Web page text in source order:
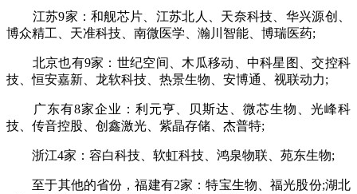
江苏9家：和舰芯片、江苏北人、天奈科技、华兴源创、
博众精工、天准科技、南微医学、瀚川智能、博瑞医药;
北京也有9家：世纪空间、木瓜移动、中科星图、交控科
技、恒安嘉新、龙软科技、热景生物、安博通、视联动力;
广东有8家企业：利元亨、贝斯达、微芯生物、光峰科
技、传音控股、创鑫激光、紫晶存储、杰普特;
浙江4家：容白科技、软虹科技、鸿泉物联、苑东生物;
至于其他的省份，福建有2家：特宝生物、福光股份;湖北